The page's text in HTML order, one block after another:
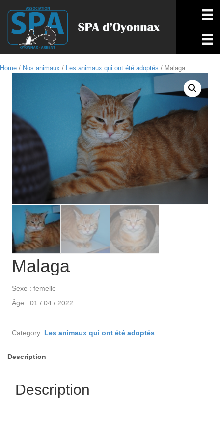
Home / Nos animaux / Les animaux qui ont été adoptés / Malaga
Malaga
Sexe : femelle
Âge : 01 / 04 / 2022
Category: Les animaux qui ont été adoptés
Description
Description